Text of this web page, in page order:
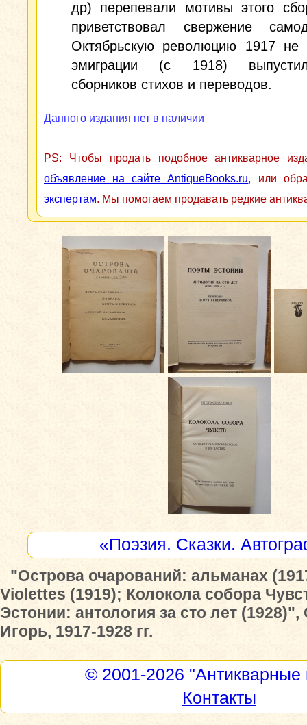
др) перепевали мотивы этого
приветствовал свержение
Октябрьскую революцию 1917
эмиграции (с 1918)
сборников стихов и переводов.
Данного издания нет в наличии
PS: Чтобы продать подобное антикварное
объявление на сайте AntiqueBooks.ru, или
экспертам. Мы помогаем продавать редкие
«Поэзия. Сказки.
"Острова очарований: альманах
Violettes (1919); Колокола собора
Эстонии: антология за сто лет
Игорь, 1917-1928 гг.
© 2001-2026 "Антикварные
Контакты